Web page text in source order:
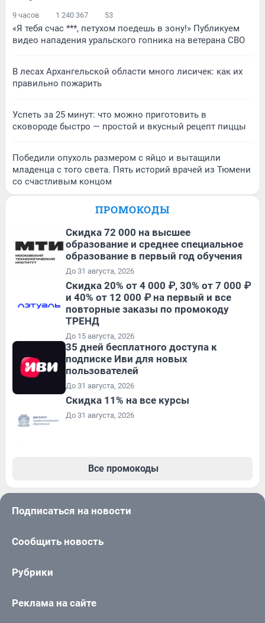
9 часов 1 240 367 53
«Я тебя счас ***, петухом поедешь в зону!» Публикуем
видео нападения уральского гопника на ветерана СВО
В лесах Архангельской области много лисичек: как их
правильно пожарить
Успеть за 25 минут: что можно приготовить в
сковороде быстро — простой и вкусный рецепт пиццы
Победили опухоль размером с яйцо и вытащили
младенца с того света. Пять историй врачей из Тюмени
со счастливым концом
ПРОМОКОДЫ
Скидка 72 000 на высшее
образование и среднее специальное
образование в первый год обучения
До 31 августа, 2026
Скидка 20% от 4 000 ₽, 30% от 7 000 ₽
и 40% от 12 000 ₽ на первый и все
повторные заказы по промокоду
ТРЕНД
До 15 августа, 2026
35 дней бесплатного доступа к
подписке Иви для новых
пользователей
До 31 августа, 2026
Скидка 11% на все курсы
До 31 августа, 2026
Все промокоды
Подписаться на новости
Сообщить новость
Рубрики
Реклама на сайте